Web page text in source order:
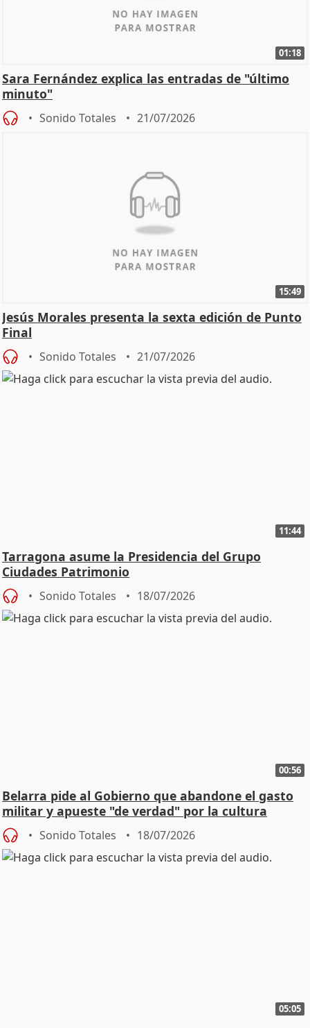
01:18
Sara Fernández explica las entradas de "último
minuto"
Sonido Totales 21/07/2026
15:49
Jesús Morales presenta la sexta edición de Punto
Final
Sonido Totales 21/07/2026
11:44
Tarragona asume la Presidencia del Grupo
Ciudades Patrimonio
Sonido Totales 18/07/2026
00:56
Belarra pide al Gobierno que abandone el gasto
militar y apueste "de verdad" por la cultura
Sonido Totales 18/07/2026
05:05